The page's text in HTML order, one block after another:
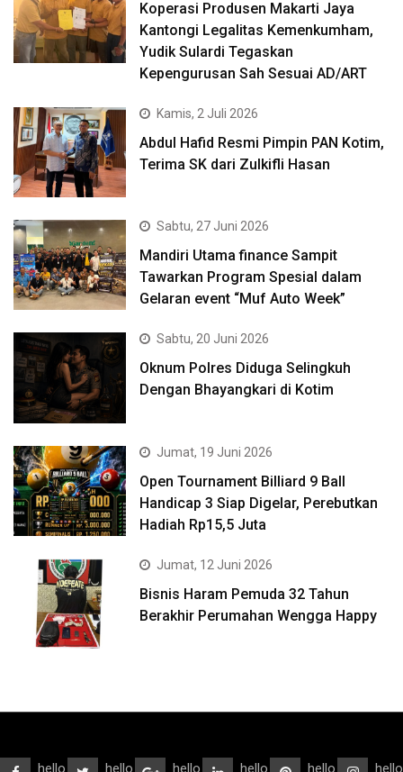
Koperasi Produsen Makarti Jaya
Kantongi Legalitas Kemenkumham,
Yudik Sulardi Tegaskan
Kepengurusan Sah Sesuai AD/ART
Kamis, 2 Juli 2026
Abdul Hafid Resmi Pimpin PAN Kotim,
Terima SK dari Zulkifli Hasan
Sabtu, 27 Juni 2026
Mandiri Utama finance Sampit
Tawarkan Program Spesial dalam
Gelaran event “Muf Auto Week”
Sabtu, 20 Juni 2026
Oknum Polres Diduga Selingkuh
Dengan Bhayangkari di Kotim
Jumat, 19 Juni 2026
Open Tournament Billiard 9 Ball
Handicap 3 Siap Digelar, Perebutkan
Hadiah Rp15,5 Juta
Jumat, 12 Juni 2026
Bisnis Haram Pemuda 32 Tahun
Berakhir Perumahan Wengga Happy
hello hello hello hello hello hello